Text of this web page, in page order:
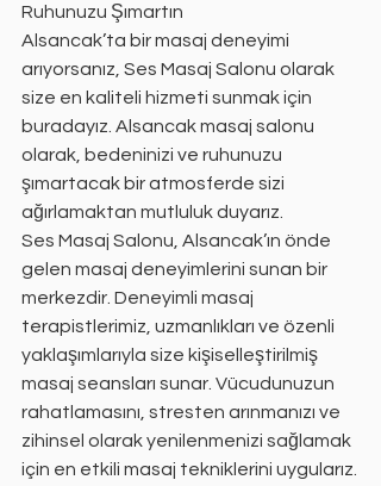
Ruhunuzu Şımartın
Alsancak’ta bir masaj deneyimi
arıyorsanız, Ses Masaj Salonu olarak
size en kaliteli hizmeti sunmak için
buradayız. Alsancak masaj salonu
olarak, bedeninizi ve ruhunuzu
şımartacak bir atmosferde sizi
ağırlamaktan mutluluk duyarız.
Ses Masaj Salonu, Alsancak’ın önde
gelen masaj deneyimlerini sunan bir
merkezdir. Deneyimli masaj
terapistlerimiz, uzmanlıkları ve özenli
yaklaşımlarıyla size kişiselleştirilmiş
masaj seansları sunar. Vücudunuzun
rahatlamasını, stresten arınmanızı ve
zihinsel olarak yenilenmenizi sağlamak
için en etkili masaj tekniklerini uygularız.